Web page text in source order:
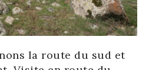
la route du sud et